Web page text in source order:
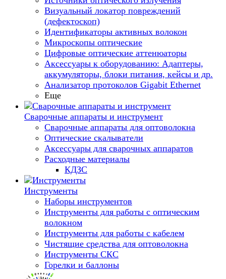
Визуальный локатор повреждений
(дефектоскоп)
Идентификаторы активных волокон
Микроскопы оптические
Цифровые оптические аттенюаторы
Аксессуары к оборудованию: Адаптеры,
аккумуляторы, блоки питания, кейсы и др.
Анализатор протоколов Gigabit Ethernet
Еще
Сварочные аппараты и инструмент
Сварочные аппараты для оптоволокна
Оптические скалыватели
Аксессуары для сварочных аппаратов
Расходные материалы
КДЗС
Инструменты
Наборы инструментов
Инструменты для работы с оптическим
волокном
Инструменты для работы с кабелем
Чистящие средства для оптоволокна
Инструменты СКС
Горелки и баллоны